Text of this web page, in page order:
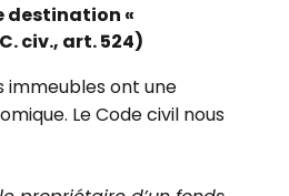
destination «
civ., art. 524)
immeubles ont une
Le Code civil nous